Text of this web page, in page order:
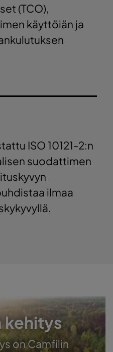
(TCO),
käyttöiän ja
ISO 10121-2:n
suodattimen
ilmaa
kehitys
on Camfilin